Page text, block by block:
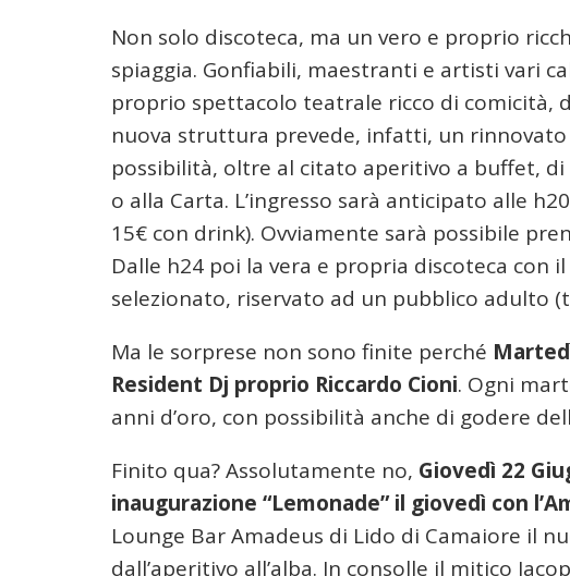
Non solo discoteca, ma un vero e proprio
spiaggia. Gonfiabili, maestranti e artisti vari
proprio spettacolo teatrale ricco di comicità,
nuova struttura prevede, infatti, un
possibilità, oltre al citato aperitivo a buffet,
o alla Carta. L’ingresso sarà anticipato alle
15€ con drink). Ovviamente sarà possibile
Dalle h24 poi la vera e propria discoteca con
selezionato, riservato ad un pubblico adulto
Ma le sorprese non sono finite perché
Resident Dj proprio Riccardo Cioni. Ogni
anni d’oro, con possibilità anche di godere
Finito qua? Assolutamente no, Giovedì 22
inaugurazione “Lemonade” il giovedì con
Lounge Bar Amadeus di Lido di Camaiore il
dall’aperitivo all’alba. In consolle il mitico